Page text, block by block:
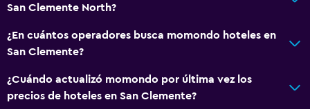
Máquina expendedora (botanas)
Comedor
Servicios y facilidades
Cajero automático/banco
San Clemente North?
¿En cuántos operadores busca momondo hoteles en
San Clemente?
¿Cuándo actualizó momondo por última vez los
precios de hoteles en San Clemente?